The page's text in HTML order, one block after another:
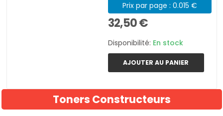
Prix par page : 0.015 €
32,50 €
Disponibilité: En stock
AJOUTER AU PANIER
Toners Constructeurs